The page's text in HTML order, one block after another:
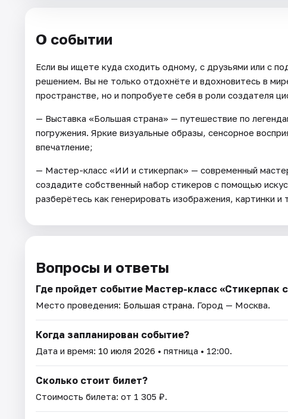
О событии
Если вы ищете куда сходить одному, с друзьями или с
решением. Вы не только отдохнёте и вдохновитесь в
пространстве, но и попробуете себя в роли создателя
— Выставка «Большая страна» — путешествие по
погружения. Яркие визуальные образы, сенсорное
впечатление;
— Мастер-класс «ИИ и стикерпак» — современный
создадите собственный набор стикеров с помощью
разберётесь как генерировать изображения, картинки
Вопросы и ответы
Где пройдет событие Мастер-класс «Стикерпак
Место проведения: Большая страна. Город — Москва.
Когда запланирован событие?
Дата и время: 10 июля 2026 • пятница • 12:00.
Сколько стоит билет?
Стоимость билета: от 1 305 ₽.